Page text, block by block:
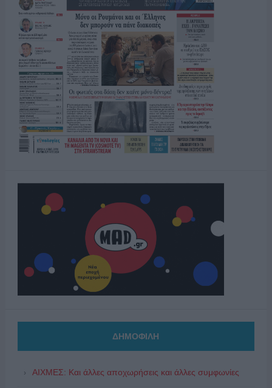
ΔΗΜΟΦΙΛΗ
ΑΙΧΜΕΣ: Και άλλες αποχωρήσεις και άλλες συμφωνίες